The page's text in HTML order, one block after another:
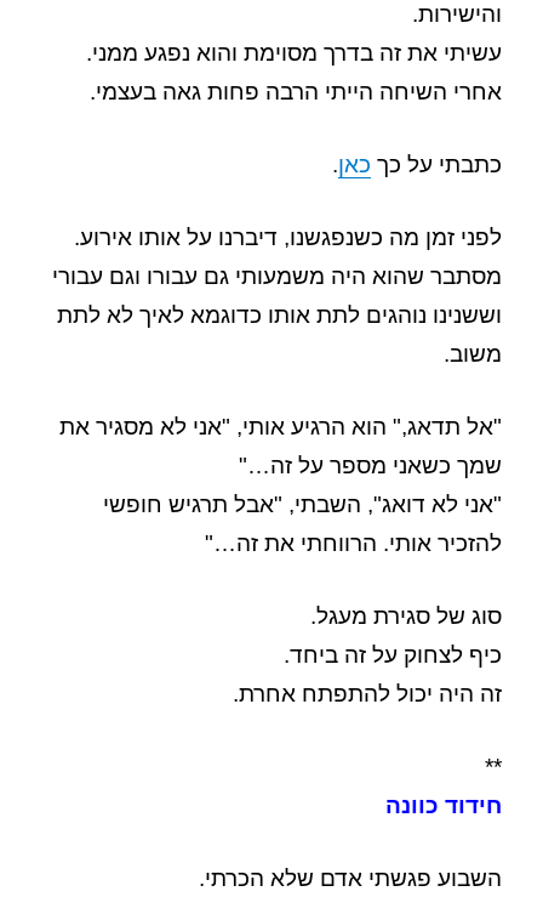
והישירות.
עשיתי את זה בדרך מסוימת והוא נפגע ממני.
אחרי השיחה הייתי הרבה פחות גאה בעצמי.
כתבתי על כך כאן.
לפני זמן מה כשנפגשנו, דיברנו על אותו אירוע.
מסתבר שהוא היה משמעותי גם עבורו וגם עבורי
וששנינו נוהגים לתת אותו כדוגמא לאיך לא לתת
משוב.
"אל תדאג," הוא הרגיע אותי, "אני לא מסגיר את
שמך כשאני מספר על זה…"
"אני לא דואג", השבתי, "אבל תרגיש חופשי
להזכיר אותי. הרווחתי את זה…"
סוג של סגירת מעגל.
כיף לצחוק על זה ביחד.
זה היה יכול להתפתח אחרת.
**
חידוד כוונה
השבוע פגשתי אדם שלא הכרתי.